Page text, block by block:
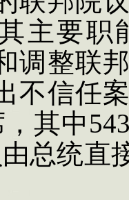
主要职
调整联
不信任
，其中
总统直